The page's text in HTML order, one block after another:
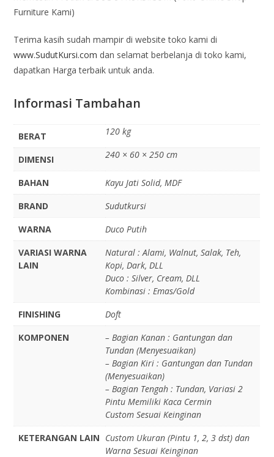
Furniture Kami)
Terima kasih sudah mampir di website toko kami di
www.SudutKursi.com dan selamat berbelanja di toko kami,
dapatkan Harga terbaik untuk anda.
Informasi Tambahan
BERAT 120 kg
DIMENSI 240 × 60 × 250 cm
BAHAN
Kayu Jati Solid, MDF
BRAND
Sudutkursi
WARNA
Duco Putih
VARIASI WARNA
LAIN
Natural : Alami, Walnut, Salak, Teh,
Kopi, Dark, DLL
Duco : Silver, Cream, DLL
Kombinasi : Emas/Gold
FINISHING
Doft
KOMPONEN
– Bagian Kanan : Gantungan dan
Tundan (Menyesuaikan)
– Bagian Kiri : Gantungan dan Tundan
(Menyesuaikan)
– Bagian Tengah : Tundan, Variasi 2
Pintu Memiliki Kaca Cermin
Custom Sesuai Keinginan
KETERANGAN LAIN Custom Ukuran (Pintu 1, 2, 3 dst) dan
Warna Sesuai Keinginan